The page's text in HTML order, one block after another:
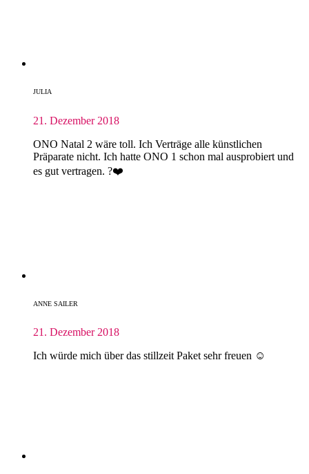
JULIA
21. Dezember 2018
ONO Natal 2 wäre toll. Ich Verträge alle künstlichen
Präparate nicht. Ich hatte ONO 1 schon mal ausprobiert und
es gut vertragen. ?❤️
ANNE SAILER
21. Dezember 2018
Ich würde mich über das stillzeit Paket sehr freuen ☺️